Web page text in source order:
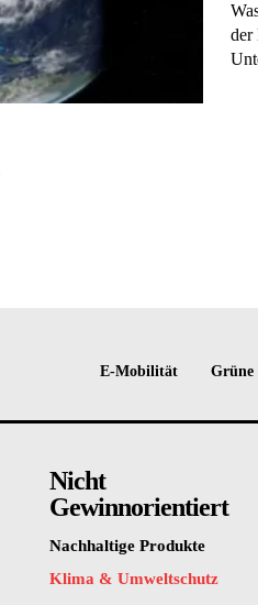
der
E-Mobilität Grüne
Nicht
Gewinnorientiert
Nachhaltige Produkte
Klima & Umweltschutz